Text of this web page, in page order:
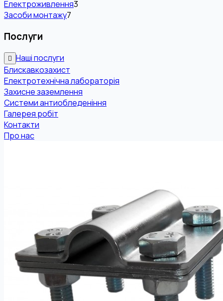
Електроживлення3
Засоби монтажу7
Послуги
Наші послуги
Блискавкозахист
Електротехнічна лабораторія
Захисне заземлення
Системи антиобледеніння
Галерея робіт
Контакти
Про нас